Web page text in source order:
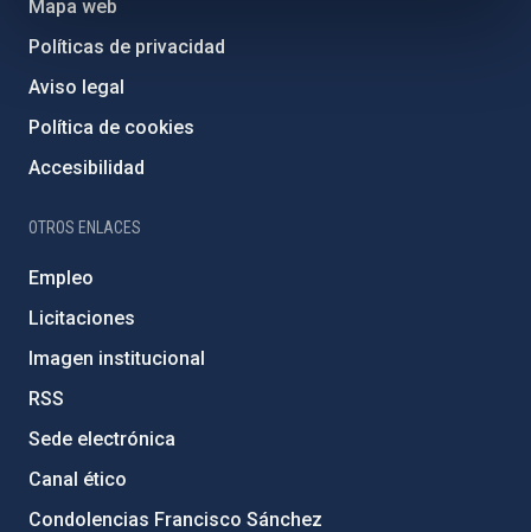
Mapa web
Políticas de privacidad
Aviso legal
Política de cookies
Accesibilidad
OTROS ENLACES
Empleo
Licitaciones
Imagen institucional
RSS
Sede electrónica
Canal ético
Condolencias Francisco Sánchez